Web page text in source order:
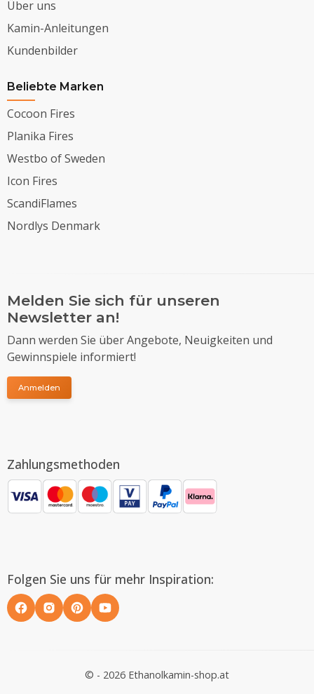
Über uns
Kamin-Anleitungen
Kundenbilder
Beliebte Marken
Cocoon Fires
Planika Fires
Westbo of Sweden
Icon Fires
ScandiFlames
Nordlys Denmark
Melden Sie sich für unseren
Newsletter an!
Dann werden Sie über Angebote, Neuigkeiten und
Gewinnspiele informiert!
Anmelden
Zahlungsmethoden
Folgen Sie uns für mehr Inspiration:
© - 2026 Ethanolkamin-shop.at